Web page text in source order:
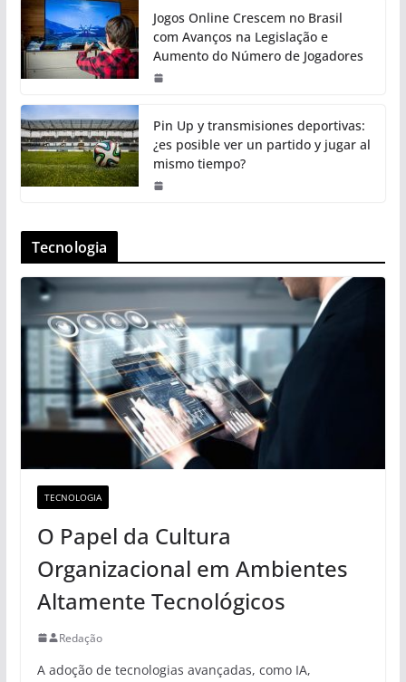
Jogos Online Crescem no Brasil
com Avanços na Legislação e
Aumento do Número de Jogadores
Pin Up y transmisiones deportivas:
¿es posible ver un partido y jugar al
mismo tiempo?
Tecnologia
TECNOLOGIA
O Papel da Cultura
Organizacional em Ambientes
Altamente Tecnológicos
Redação
A adoção de tecnologias avançadas, como IA,